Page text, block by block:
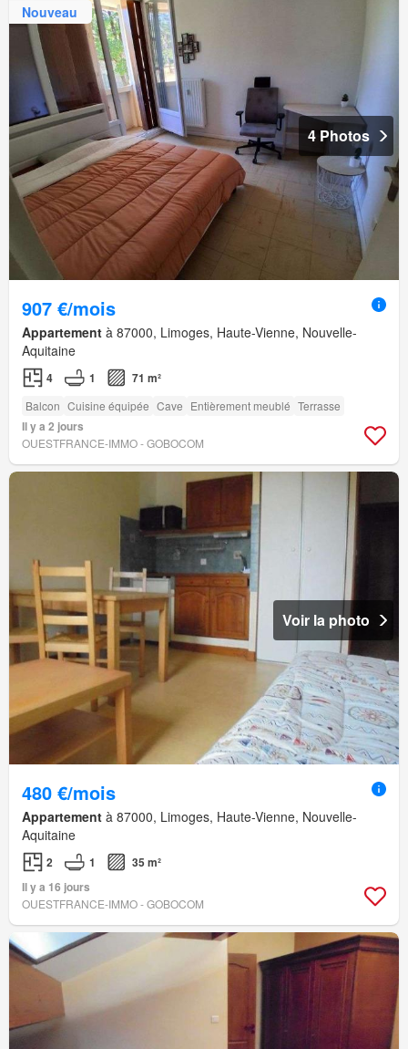
Nouveau
4 Photos
907 €/mois
Appartement à 87000, Limoges, Haute-Vienne, Nouvelle-
Aquitaine
4 1 71 m²
Balcon Cuisine équipée Cave Entièrement meublé Terrasse
Il y a 2 jours
OUESTFRANCE-IMMO - GOBOCOM
Voir la photo
480 €/mois
Appartement à 87000, Limoges, Haute-Vienne, Nouvelle-
Aquitaine
2 1
35 m²
Il y a 16 jours
OUESTFRANCE-IMMO - GOBOCOM